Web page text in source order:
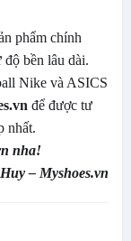
phẩm chính
độ bền lâu dài.
Nike và ASICS
để được tư
nhất.
nha!
– Myshoes.vn